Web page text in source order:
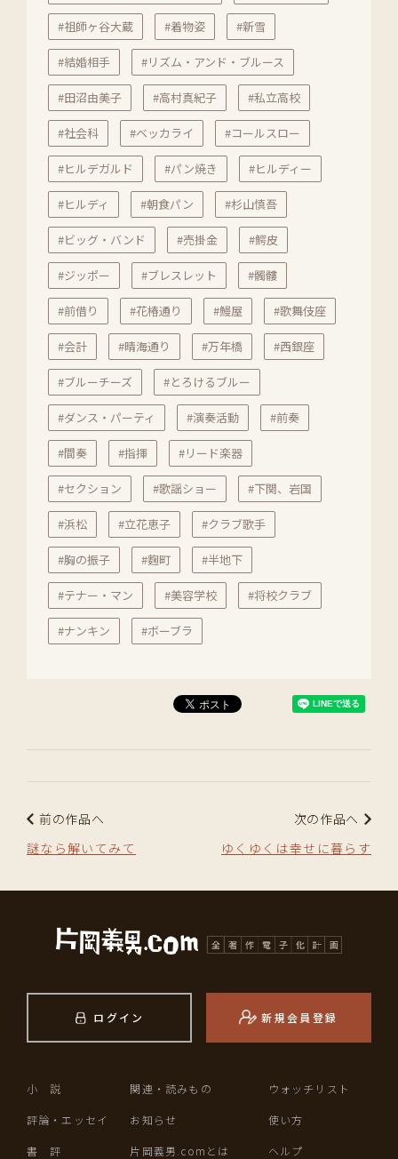
#祖師ヶ谷大蔵 #着物姿 #新雪
#結婚相手 #リズム・アンド・ブルース
#田沼由美子 #高村真紀子 #私立高校
#社会科 #ベッカライ #コールスロー
#ヒルデガルド #パン焼き #ヒルディー
#ヒルディ #朝食パン #杉山慎吾
#ビッグ・バンド #売掛金 #鰐皮
#ジッポー #ブレスレット #髑髏
#前借り #花椿通り #鰻屋 #歌舞伎座
#会計 #晴海通り #万年橋 #西銀座
#ブルーチーズ #とろけるブルー
#ダンス・パーティ #演奏活動 #前奏
#間奏 #指揮 #リード楽器
#セクション #歌謡ショー #下関、岩国
#浜松 #立花恵子 #クラブ歌手
#胸の振子 #麴町 #半地下
#テナー・マン #美容学校 #将校クラブ
#ナンキン #ボーブラ
前の作品へ
謎なら解いてみて
次の作品へ
ゆくゆくは幸せに暮らす
ログイン 新規会員登録
小 説
評論・エッセイ
書 評
関連・読みもの
お知らせ
片岡義男.comとは
ウォッチリスト
使い方
ヘルプ